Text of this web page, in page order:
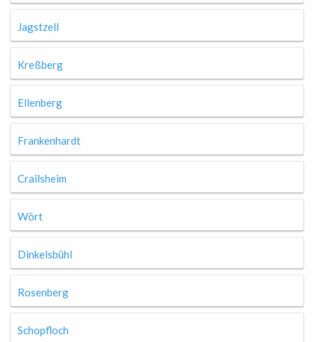
Jagstzell
Kreßberg
Ellenberg
Frankenhardt
Crailsheim
Wört
Dinkelsbühl
Rosenberg
Schopfloch